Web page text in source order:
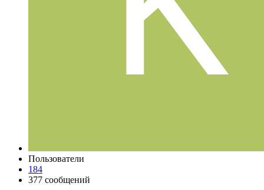
Пользователи
184
377 сообщений